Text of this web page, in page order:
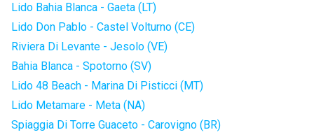
Lido Bahia Blanca - Gaeta (LT)
Lido Don Pablo - Castel Volturno (CE)
Riviera Di Levante - Jesolo (VE)
Bahia Blanca - Spotorno (SV)
Lido 48 Beach - Marina Di Pisticci (MT)
Lido Metamare - Meta (NA)
Spiaggia Di Torre Guaceto - Carovigno (BR)